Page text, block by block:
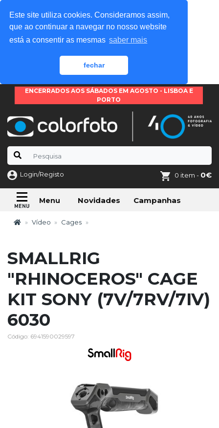
Este site utiliza cookies. Consideramos assim,
que ao continuar a navegar no nosso website
está a consentir as mesmas saber mais
fechar
ENCERRADOS AOS SÁBADOS EM AGOSTO - LISBOA E
PORTO
Login/Registo 0 item - 0€
Menu Novidades Campanhas
Vídeo Cages
SMALLRIG
"RHINOCEROS" CAGE
KIT SONY (7V/7RV/7IV)
6030
Código: 6941590029597